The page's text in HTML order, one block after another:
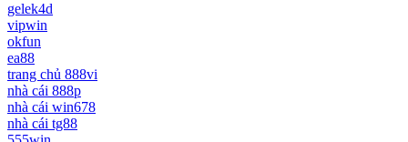
gelek4d
vipwin
okfun
ea88
trang chủ 888vi
nhà cái 888p
nhà cái win678
nhà cái tg88